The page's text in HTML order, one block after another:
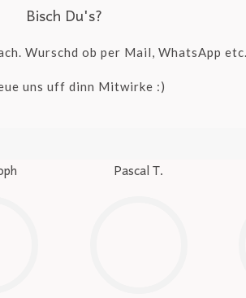
Bisch Du's?
Wurschd ob per Mail, WhatsApp
uns uff dinn Mitwirke :)
Pascal T.